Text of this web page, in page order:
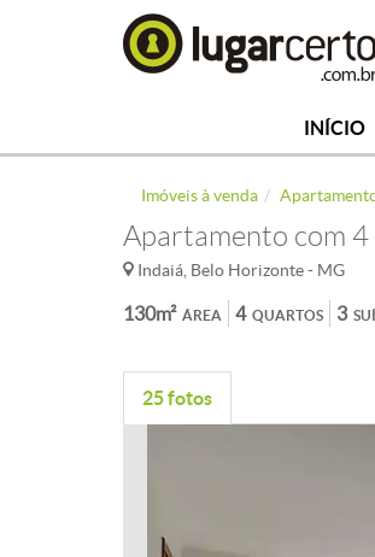
INÍCIO
Imóveis à venda
Apartamento com 4
Indaiá, Belo Horizonte - MG
ÁREA
130m² QUARTOS
4 3
25 fotos